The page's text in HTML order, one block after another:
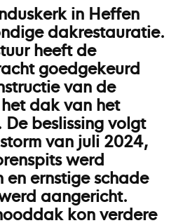
in Heffen
dakrestauratie.
heeft de
goedgekeurd
van de
dak van het
beslissing volgt
van juli 2024,
werd
ernstige schade
aangericht.
kon verdere